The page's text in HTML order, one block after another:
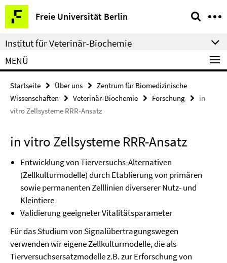
Springe
direkt
zu
Inhalt
Freie Universität Berlin
Service-
Navigation
Institut für Veterinär-Biochemie
MENÜ
Startseite Über uns
Zentrum für Biomedizinische
Wissenschaften
Veterinär-Biochemie Forschung
in
vitro Zellsysteme RRR-Ansatz
in vitro Zellsysteme RRR-Ansatz
Entwicklung von Tierversuchs-Alternativen
(Zellkulturmodelle) durch Etablierung von primären
sowie permanenten Zelllinien diverserer Nutz- und
Kleintiere
Validierung geeigneter Vitalitätsparameter
Für das Studium von Signalübertragungswegen
verwenden wir eigene Zellkulturmodelle, die als
Tierversuchsersatzmodelle z.B. zur Erforschung von